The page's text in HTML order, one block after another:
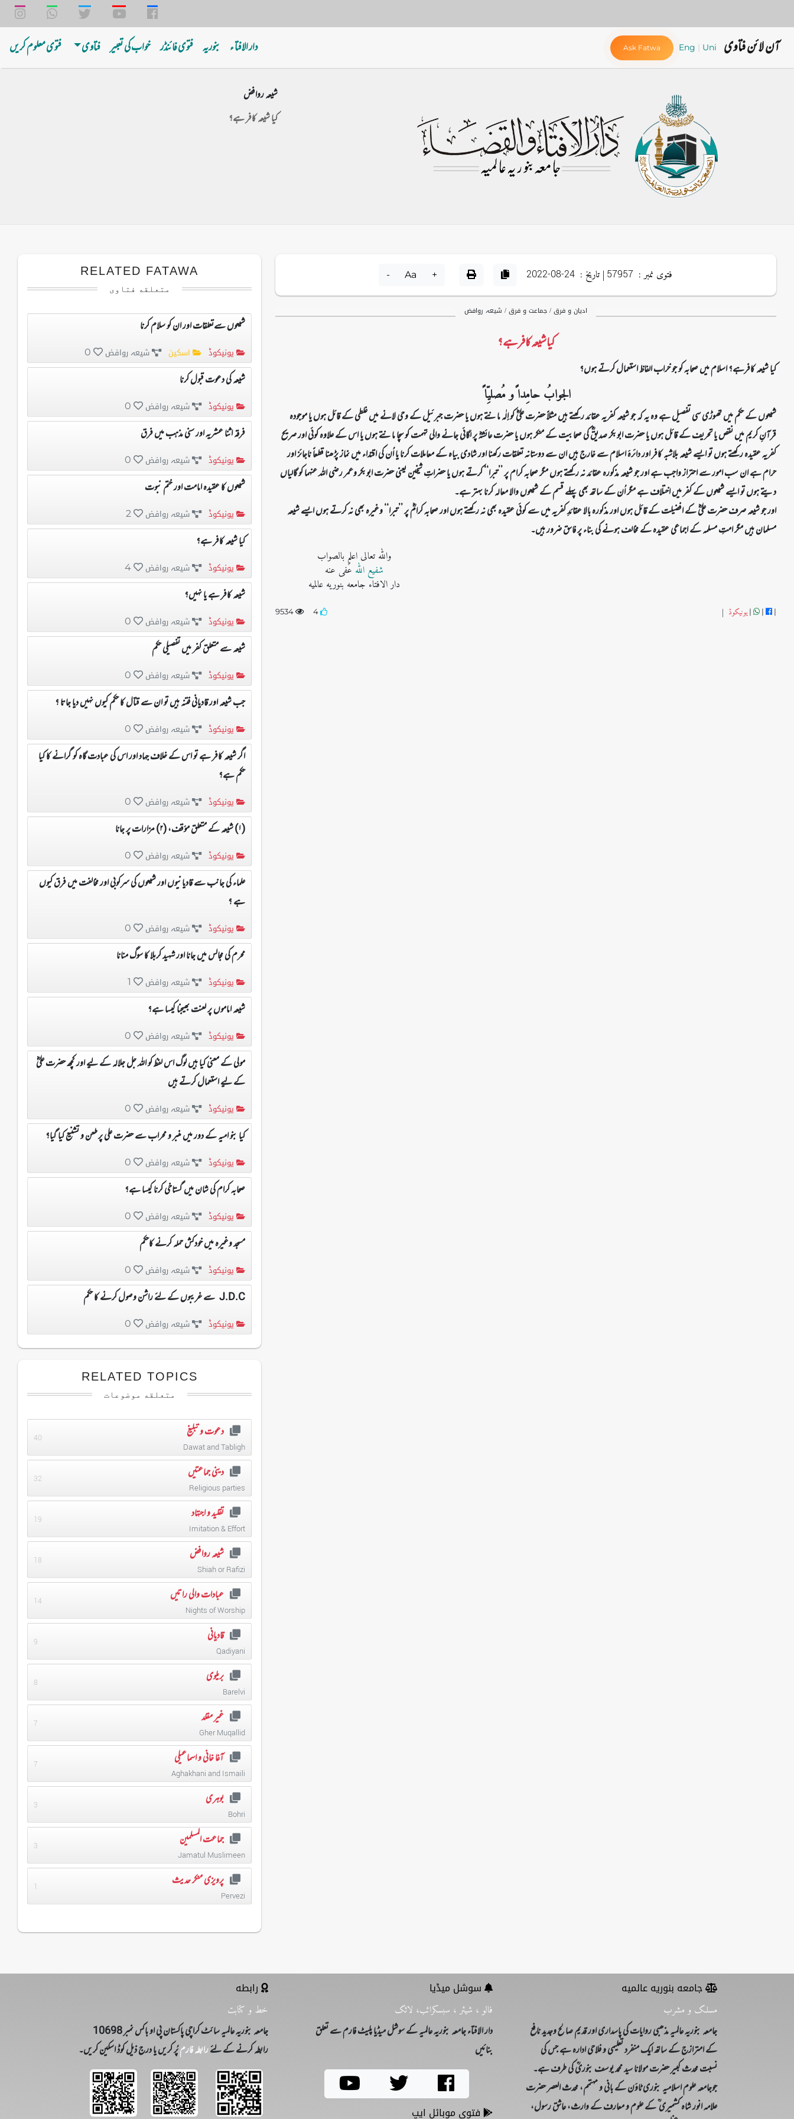
آن لائن فتاوی Eng Uni
Ask Fatwa دار الافتا ء بنوریه فتوی فائنڈر خواب کی تعبیر فتاوی فتوی معلوم کریں
شیعہ روافض
کیا شیعہ کافر ہے؟
فتوی نمبر : 57957 | تاریخ : 2022-08-24
+
Aa
-
ادیان و فرق / جماعت و فرق / شیعہ روافض
کیا شیعہ کافر ہے؟
کیا شیعہ کافرہے؟ اسلام میں صحابہ کو جو خراب الفاظ استعمال کرتے ہوں؟
الجوابُ حامِدا ًو مُصلیِّا ً
شیعوں کے حکم میں تھوڑی سی تفصیل ہے وہ یہ کہ جو شیعہ کفریہ عقائد رکھتے ہیں مثلاً حضرت علیؓ کو إلٰہ مانتے ہوں یا حضرت جبرئیل کے وحی لانے میں غلطی کے قائل ہوں یا موجودہ
قرآنِ کریم میں نقص یا تحریف کے قائل ہوں یا حضرت ابوبکر صدیقؓ کی صحابیت کے منکر ہوں یا حضرت عائشہؓ پر لگائی جانے والی تہمت کو سچا مانتے ہوں یا اس کے علاوہ کوئی اور صریح
کفریہ عقیدہ رکھتے ہوں تو ایسے شیعہ بلاشبہ کافر اور دائرۂ اسلام سے خارج ہیں ان سے دوستانہ تعلقات رکھنا اور شادی بیاہ کے معاملات کرنا یا اُن کی اقتداء میں نماز پڑھنا قطعاً ناجائز اور
حرام ہے ان سب امور سے احتراز واجب ہے اور جو شیعہ مذکورہ عقائد نہ رکھتے ہوں مگر صحابہ کرام پر ’’تبرا‘‘ کرتے ہوں یا حضراتِ شیخین یعنی حضرت ابوبکر وعمر رضی اللہ عنہما کو گالیاں
دیتے ہوں تو ایسے شیعوں کے کفر میں اختلاف ہے مگر اُن کے ساتھ بھی پہلے قسم کے شیعوں والا معالہ کرنا بہتر ہے۔
اور جو شیعہ صرف حضرت علیؓ کے افضیلت کے قائل ہوں اور مذکورہ بالا عقائدِ کفریہ میں سے کوئی عقیدہ بھی نہ رکھتے ہوں اور صحابہ کرامؓ پر ’’تبرا‘‘ وغیرہ بھی نہ کرتے ہوں ایسے شیعہ
مسلمان ہیں مگر امتِ مسلمہ کے اجماعی عقیدہ کے مخالف ہونے کی بناء پر فاسق ضرور ہیں۔
واللہ تعالی اعلم بالصواب
شفیع اللہ عُفی عنه
دار الافتاء جامعه بنوریه عالمیه
|
|
| یونیکوڈ |
4
9534
RELATED FATAWA
متعلقه فتاوی
شیعوں سےتعلقات اور ان کو سلام کرنا
یونیکوڈ اسکین شیعہ روافض
شیعہ کی دعوت قبول کرنا
یونیکوڈ شیعہ روافض
فرقہ اثنا عشریہ اور سنی مذہب میں فرق
یونیکوڈ شیعہ روافض
شیعوں کا عقیدہ امامت اور ختم نبوت
یونیکوڈ شیعہ روافض
کیا شیعہ کافر ہے؟
یونیکوڈ شیعہ روافض
شیعہ کافر ہے یا نہیں؟
یونیکوڈ شیعہ روافض
شیعہ سے متعلق کفر میں تفصیلی حکم
یونیکوڈ شیعہ روافض
جب شیعہ اور قادیانی فتنہ ہیں تو ان سے قتال کا حکم کیوں نہیں دیا جاتا ؟
یونیکوڈ شیعہ روافض
اگر شیعہ کافر ہے تو اس کے خلاف جہاد اور اس کی عبادت گاہ کو گرانے کا کیا
حکم ہے؟
یونیکوڈ شیعہ روافض
(۱) شیعہ کے متعلق مؤقف، (۲) مزارات پر جانا
یونیکوڈ شیعہ روافض
علماء کی جانب سے قادیانیوں اور شیعوں کی سرکوبی اور مخالفت میں فرق کیوں
ہے ؟
یونیکوڈ شیعہ روافض
محرم کی مجالس میں جانا اور شہید کربلا کا سوگ منانا
یونیکوڈ شیعہ روافض
شیعہ اماموں پر لعنت بھیجنا کیسا ہے؟
یونیکوڈ شیعہ روافض
مولی کے معنی کیا ہیں لوگ اس لفظ کو اللہ جل جلالہ کے لیے اور کچھ حضرت علیؓ
کے لیے استعمال کرتے ہیں
یونیکوڈ شیعہ روافض
کیا بنو امیہ کے دور میں منبر و محراب سے حضرت علی پر طعن و تشنیع کیا گیا؟
یونیکوڈ شیعہ روافض
صحابہ کرام کی شان میں گستاخی کرنا کیسا ہے؟
یونیکوڈ شیعہ روافض
مسجد وغیرہ میں خودکش حملہ کرنے کاحکم
یونیکوڈ شیعہ روافض
J.D.C سے غریبوں کے لئے راشن وصول کرنے کا حکم
یونیکوڈ شیعہ روافض
RELATED TOPICS
متعلقه موضوعات
دعوت و تبلیغ
Dawat and Tabligh
40
دینی جماعتیں
Religious parties
32
تقلید و اجتہاد
Imitation & Effort
19
شیعہ روافض
Shiah or Rafizi
18
عبادات والی راتیں
Nights of Worship
14
قادیانی
Qadiyani
9
بریلوی
Barelvi
8
غیر مقلد
Gher Muqallid
7
آغا خانی و اسماعیلی
Aghakhani and Ismaili
7
بوهری
Bohri
3
جماعت المسلمین
Jamatul Muslimeen
3
پرویزی منکر حدیث
Pervezi
1
جامعه بنوریه عالمیه
مسلک و مشرب
جامعہ بنوریہ عالمیہ مذھبی روایات کی پاسداری اور قدیم صالح وجدید نافع
کے امترازج کے ساتھ ایک منفرد تعلیمی و فلاحی ادارہ ہے جس کی
نسبت محدث کبیر حضرت مولانا سید محمد یوسف بنوریؒ کی طرف ہے۔
جوجامعہ علوم اسلامیہ بنوری ٹاؤن کے بانی و مہتمم، محدث العصر حضرت
علامہ انور شاہ کشمیری ؒ کے علوم و معارف کے وارث، عاشق رسول،
سوشل میڈیا
فالو ، شیئر ، سبسکرائب، لائک
دار الافتاء جامعہ بنوریہ عالمیہ کے سوشل میڈیا پلیٹ فارم سے تعلق
بنائیں
فتوی موبائل ایپ
رابطه
خط و کتابت
جامعہ بنوریہ عالمیہ سائٹ کراچی پاکستان پی او باکس نمبر 10698
رابطہ کرنے کے لئےرابطہ فارمپُر کریں یا درج ذیل کوڈ اسکین کریں۔